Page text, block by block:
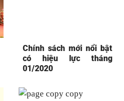
Chính sách mới nổi bật
có hiệu lực tháng
01/2020